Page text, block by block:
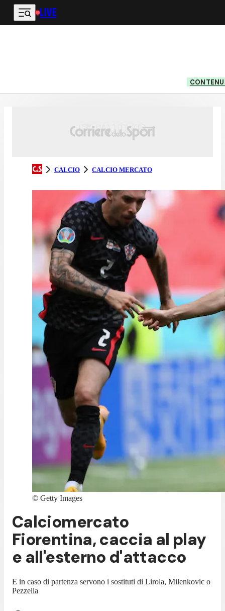
Vai al contenuto principale
LIVE
CALCIO CALCIO MERCATO
© Getty Images
Calciomercato
Fiorentina, caccia al play
e all'esterno d'attacco
E in caso di partenza servono i sostituti di Lirola, Milenkovic o
Pezzella